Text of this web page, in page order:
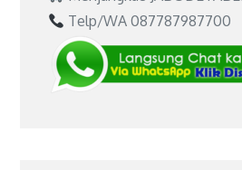
Telp/WA 087787987700